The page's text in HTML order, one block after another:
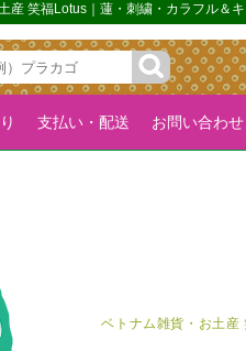
笑福Lotus｜蓮・刺繍・カラフル＆
支払い・配送 お問い合わせ
ベトナム雑貨・お土産